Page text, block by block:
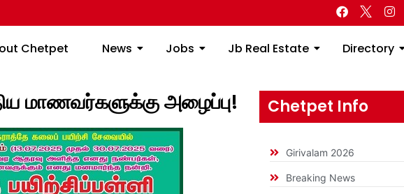
Chetpet News Jobs Jb Real Estate Directory
Jb Real Estate
மாணவர்களுக்கு அழைப்பு! Chetpet Info
Girivalam 2026
Breaking News